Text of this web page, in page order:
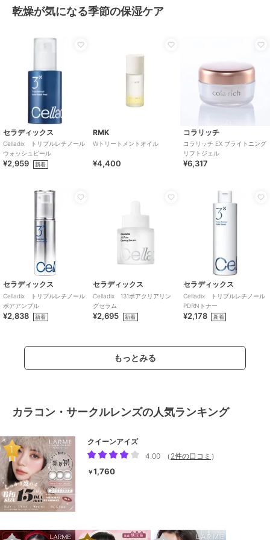
乾燥が気になる季節の保湿ケア
セラディックス
Celladix トリプルレチノール
ウォッシュピール
¥2,959 新着
RMK
Wトリートメントオイル
¥4,400
コラリッチ
コラリッチ EX ブライトニング
リフトジェル
¥6,317
セラディックス
Celladix トリプルレチノール
ポアアンプル
¥2,838 新着
セラディックス
Celladix 131ポアクリアリン
グセラム
¥2,695 新着
セラディックス
Celladix トリプルレチノール
PDRNトナー
¥2,178 新着
もっとみる
カラコン・サークルレンズの人気ランキング
クイーンアイズ
4.00
（ 2件の口コミ ）
￥1,760